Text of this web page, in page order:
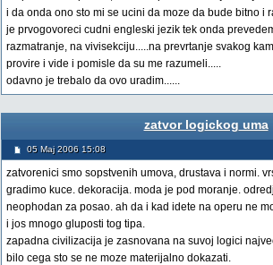
i da onda ono sto mi se ucini da moze da bude bitno i
je prvogovoreci cudni engleski jezik tek onda
razmatranje, na vivisekciju.....na prevrtanje svakog
provire i vide i pomisle da su me razumeli.....
odavno je trebalo da ovo uradim......
zatvor logickog uma
05 Maj 2006 15:08
zatvorenici smo sopstvenih umova, drustava i normi.
gradimo kuce. dekoracija. moda je pod moranje.
neophodan za posao. ah da i kad idete na operu ne
i jos mnogo gluposti tog tipa.
zapadna civilizacija je zasnovana na suvoj logici
bilo cega sto se ne moze materijalno dokazati.